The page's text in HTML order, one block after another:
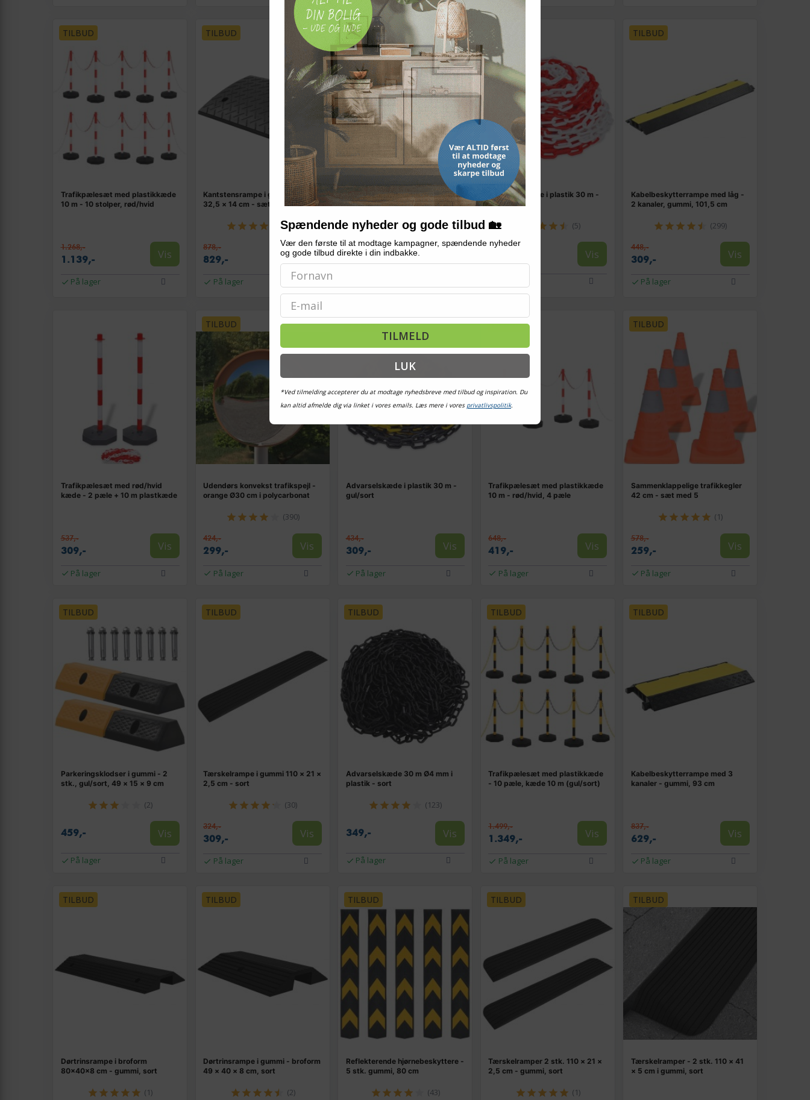
TILBUD
Trafikpælesæt med plastikkæde
10 m - 10 stolper, rød/hvid
1.268,-
1.139,- Vis
På lager
TILBUD
Kantstensrampe i gummi 50 ×
32,5 × 14 cm - sæt á 2
(284)
878,-
829,- Vis
På lager
TILBUD
Konvekst trafikspejl
rektangulært 40×60 cm med
(247)
912,-
749,-
På lager
TILBUD
Advarselskæde i plastik 30 m -
rød/hvid
(5)
Vis
TILBUD
Kabelbeskytterrampe med låg -
2 kanaler, gummi, 101,5 cm
(299)
448,-
309,- Vis
På lager
Trafikpælesæt med rød/hvid
kæde - 2 pæle + 10 m plastkæde
537,-
309,- Vis
På lager
TILBUD
Udendørs konvekst trafikspejl -
orange Ø30 cm i polycarbonat
(390)
424,-
299,- Vis
På lager
TILBUD
Advarselskæde i plastik 30 m -
gul/sort
434,-
309,- Vis
På lager
TILBUD
Trafikpælesæt med plastikkæde
10 m - rød/hvid, 4 pæle
648,-
419,- Vis
På lager
TILBUD
Sammenklappelige trafikkegler
42 cm - sæt med 5
(1)
578,-
259,- Vis
På lager
TILBUD
Parkeringsklodser i gummi - 2
stk., gul/sort, 49 × 15 × 9 cm
(2)
459,- Vis
På lager
TILBUD
Tærskelrampe i gummi 110 × 21 ×
2,5 cm - sort
(30)
324,-
309,- Vis
På lager
TILBUD
Advarselskæde 30 m Ø4 mm i
plastik - sort
(123)
349,- Vis
På lager
TILBUD
Trafikpælesæt med plastikkæde
- 10 pæle, kæde 10 m (gul/sort)
1.499,-
1.349,- Vis
På lager
TILBUD
Kabelbeskytterrampe med 3
kanaler - gummi, 93 cm
837,-
629,- Vis
På lager
TILBUD
Dørtrinsrampe i broform
80×40×8 cm - gummi, sort
(1)
TILBUD
Dørtrinsrampe i gummi - broform
49 × 40 × 8 cm, sort
(2)
TILBUD
Reflekterende hjørnebeskyttere -
5 stk. gummi, 80 cm
(43)
TILBUD
Tærskelramper 2 stk. 110 × 21 ×
2,5 cm - gummi, sort
(1)
TILBUD
Tærskelramper - 2 stk. 110 × 41
× 5 cm i gummi, sort
Spændende nyheder og gode tilbud 🏡
Vær den første til at modtage kampagner, spændende nyheder
og gode tilbud direkte i din indbakke.
Email
TILMELD
LUK
*Ved tilmelding accepterer du at modtage nyhedsbreve med tilbud og inspiration. Du
kan altid afmelde dig via linket i vores emails. Læs mere i vores privatlivspolitik.